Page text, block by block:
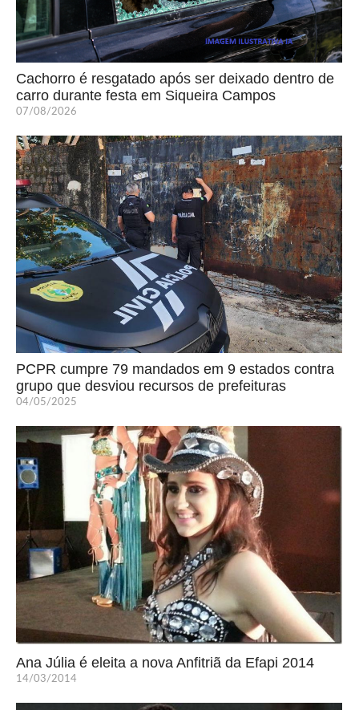
Cachorro é resgatado após ser deixado dentro de
carro durante festa em Siqueira Campos
07/08/2026
PCPR cumpre 79 mandados em 9 estados contra
grupo que desviou recursos de prefeituras
04/05/2025
Ana Júlia é eleita a nova Anfitriã da Efapi 2014
14/03/2014